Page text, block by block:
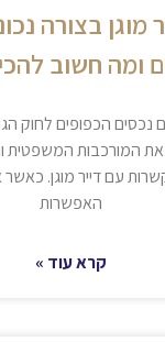
מוגן בצורה
ומה חשוב
נכסים הכפופים לחוק
המורכבות המשפטית
עם דייר מוגן.
האפשרות
קרא עוד »